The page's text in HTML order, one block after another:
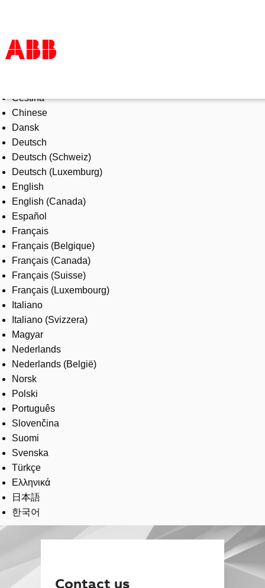
Products & Solutions
Industries
Services
About us
Where to buy
Contact us
Careers
Čeština
Chinese
Dansk
Deutsch
Deutsch (Schweiz)
Deutsch (Luxemburg)
English
English (Canada)
Español
Français
Français (Belgique)
Français (Canada)
Français (Suisse)
Français (Luxembourg)
Italiano
Italiano (Svizzera)
Magyar
Nederlands
Nederlands (België)
Norsk
Polski
Português
Slovenčina
Suomi
Svenska
Türkçe
Ελληνικά
日本語
한국어
Contact us